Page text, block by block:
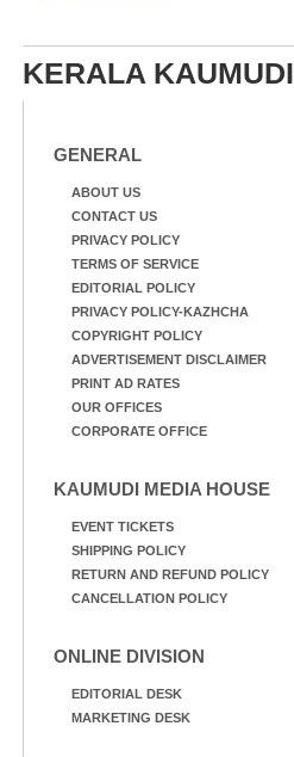
KERALA KAUMUDI
GENERAL
ABOUT US
CONTACT US
PRIVACY POLICY
TERMS OF SERVICE
EDITORIAL POLICY
PRIVACY POLICY-KAZHCHA
COPYRIGHT POLICY
ADVERTISEMENT DISCLAIMER
PRINT AD RATES
OUR OFFICES
CORPORATE OFFICE
KAUMUDI MEDIA HOUSE
EVENT TICKETS
SHIPPING POLICY
RETURN AND REFUND POLICY
CANCELLATION POLICY
ONLINE DIVISION
EDITORIAL DESK
MARKETING DESK